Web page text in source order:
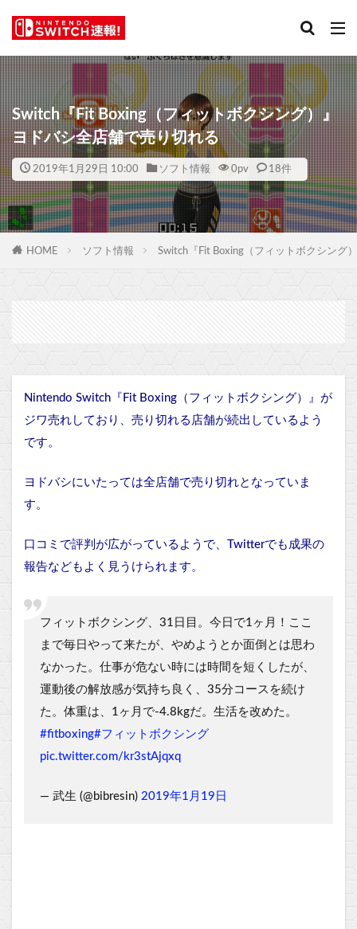
Switch『Fit Boxing（フィットボクシング）』
ヨドバシ全店舗で売り切れる
2019年1月29日 10:00 ソフト情報 0pv 18件
HOME ソフト情報 Switch『Fit Boxing（フィットボクシング
Nintendo Switch『Fit Boxing（フィットボクシング）』が
ジワ売れしており、売り切れる店舗が続出しているよう
です。
ヨドバシにいたっては全店舗で売り切れとなっていま
す。
口コミで評判が広がっているようで、Twitterでも成果の
報告などもよく見うけられます。
フィットボクシング、31日目。今日で1ヶ月！ここ
まで毎日やって来たが、やめようとか面倒とは思わ
なかった。仕事が危ない時には時間を短くしたが、
運動後の解放感が気持ち良く、35分コースを続け
た。体重は、1ヶ月で-4.8kgだ。生活を改めた。
#fitboxing#フィットボクシング
pic.twitter.com/kr3stAjqxq
— 武生 (@bibresin) 2019年1月19日